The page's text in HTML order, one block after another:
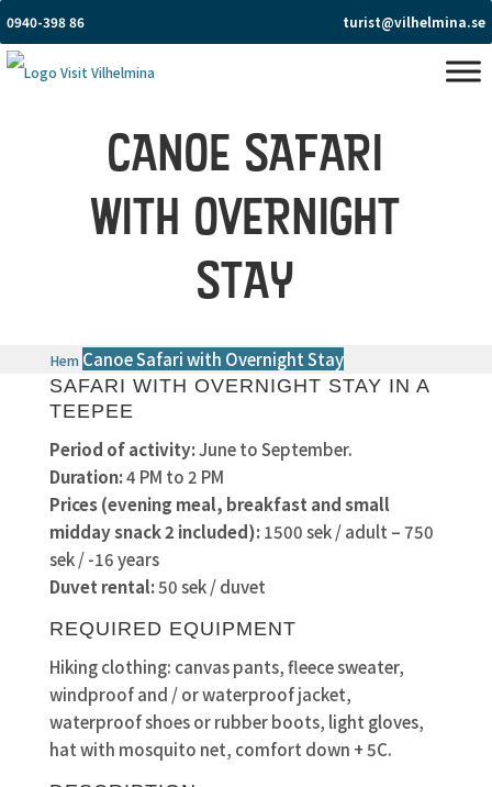
0940-398 86 turist@vilhelmina.se
CANOE SAFARI
WITH OVERNIGHT
STAY
Hem Canoe Safari with Overnight Stay
SAFARI WITH OVERNIGHT STAY IN A
TEEPEE
Period of activity:June to September.
Duration:4 PM to 2 PM
Prices (evening meal, breakfast and small
midday snack 2 included):1500 sek / adult – 750
sek / -16 years
Duvet rental:50 sek / duvet
REQUIRED EQUIPMENT
Hiking clothing: canvas pants, fleece sweater,
windproof and / or waterproof jacket,
waterproof shoes or rubber boots, light gloves,
hat with mosquito net, comfort down + 5C.